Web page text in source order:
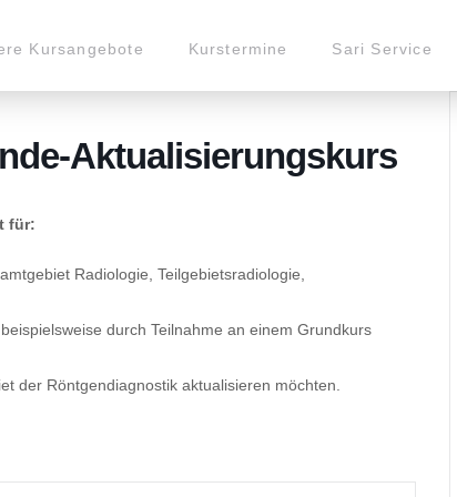
Kursangebote Kurstermine Sari Service
Aktualisierungskurs
für:
Radiologie, Teilgebietsradiologie,
durch Teilnahme an einem Grundkurs
der Röntgendiagnostik aktualisieren möchten.